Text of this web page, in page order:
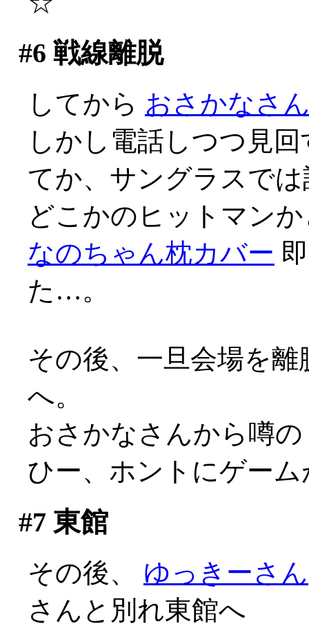
#6 戦線離脱
してから おさかなさ
しかし電話しつつ見
てか、サングラスで
どこかのヒットマン
なのちゃん枕カバー
た…。
その後、一旦会場を
へ。
おさかなさんから噂
ひー、ホントにゲー
#7 東館
その後、 ゆっきーさん
さんと別れ東館へ